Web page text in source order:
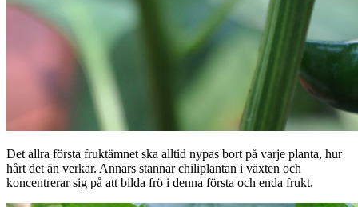
Det allra första fruktämnet ska alltid nypas bort på varje planta, hur
hårt det än verkar. Annars stannar chiliplantan i växten och
koncentrerar sig på att bilda frö i denna första och enda frukt.